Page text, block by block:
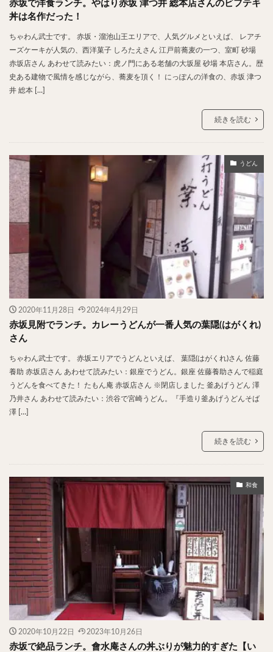
赤坂で洋食ランチ。やはり赤坂 津つ井 総本店さんのビフテキ
丼は名作だった！
ちゃわん武士です。 赤坂・溜池山王エリアで、人気グルメといえば、 レアチ
ーズケーキが人気の、西洋菓子 しろたえさん 江戸前蕎麦の一つ、室町 砂場
赤坂店さん あわせて読みたい：虎ノ門にある老舗の大坂屋 砂場 本店さん。歴
史ある建物で風情を感じながら、蕎麦を頂く！ にっぽんの洋食の、赤坂 津つ
井 総本 […]
続きを読む
うどん
2020年11月28日 2024年4月29日
赤坂見附でランチ。カレーうどんが一番人気の葉隠(はがくれ)
さん
ちゃわん武士です。 赤坂エリアでうどんといえば、 葉隠(はがくれ)さん 佐藤
養助 赤坂店さん あわせて読みたい：銀座でうどん。銀座 佐藤養助さんで稲庭
うどんを食べてきた！ たもん庵 赤坂店さん ※閉店しました 釜あげうどん 澤
乃井さん あわせて読みたい：渋谷で宮崎うどん。『手造り釜あげうどんそば
澤 […]
続きを読む
和食
2020年10月22日 2023年10月26日
赤坂で絶品ランチ。會水庵さんの丼ぶりが魅力的すぎた【い